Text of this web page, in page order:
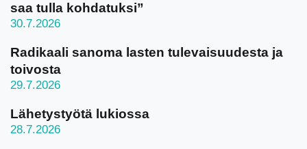
saa tulla kohdatuksi”
30.7.2026
Radikaali sanoma lasten tulevaisuudesta ja
toivosta
29.7.2026
Lähetystyötä lukiossa
28.7.2026